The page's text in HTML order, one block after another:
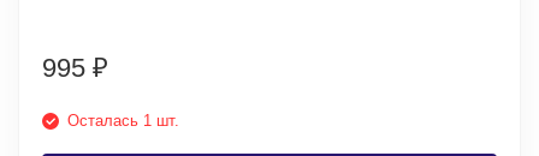
995 ₽
Осталась 1 шт.